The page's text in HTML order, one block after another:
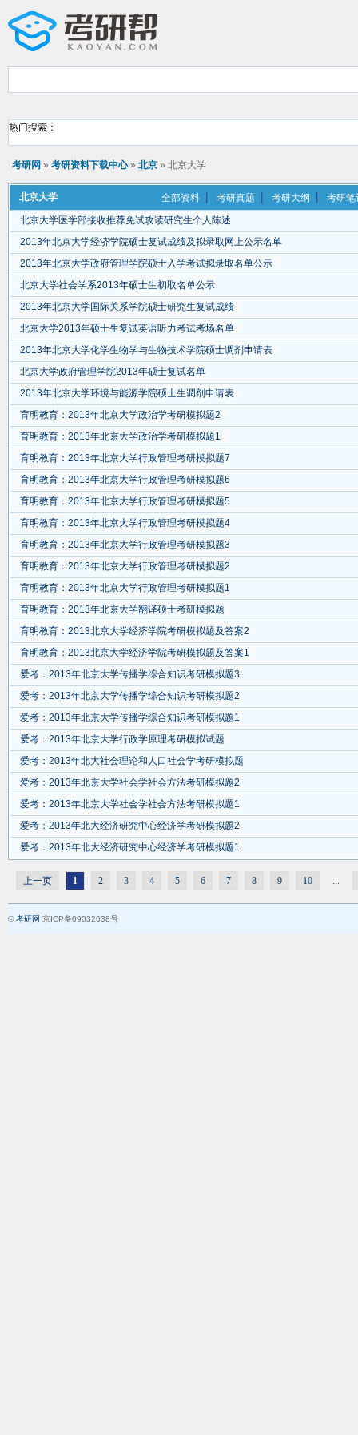
热门搜索：
考研网 » 考研资料下载中心» 北京 » 北京大学
全部资料 考研真题 考研大纲 考研笔
北京大学
北京大学医学部接收推荐免试攻读研究生个人陈述
2013年北京大学经济学院硕士复试成绩及拟录取网上公示名单
2013年北京大学政府管理学院硕士入学考试拟录取名单公示
北京大学社会学系2013年硕士生初取名单公示
2013年北京大学国际关系学院硕士研究生复试成绩
北京大学2013年硕士生复试英语听力考试考场名单
2013年北京大学化学生物学与生物技术学院硕士调剂申请表
北京大学政府管理学院2013年硕士复试名单
2013年北京大学环境与能源学院硕士生调剂申请表
育明教育：2013年北京大学政治学考研模拟题2
育明教育：2013年北京大学政治学考研模拟题1
育明教育：2013年北京大学行政管理考研模拟题7
育明教育：2013年北京大学行政管理考研模拟题6
育明教育：2013年北京大学行政管理考研模拟题5
育明教育：2013年北京大学行政管理考研模拟题4
育明教育：2013年北京大学行政管理考研模拟题3
育明教育：2013年北京大学行政管理考研模拟题2
育明教育：2013年北京大学行政管理考研模拟题1
育明教育：2013年北京大学翻译硕士考研模拟题
育明教育：2013北京大学经济学院考研模拟题及答案2
育明教育：2013北京大学经济学院考研模拟题及答案1
爱考：2013年北京大学传播学综合知识考研模拟题3
爱考：2013年北京大学传播学综合知识考研模拟题2
爱考：2013年北京大学传播学综合知识考研模拟题1
爱考：2013年北京大学行政学原理考研模拟试题
爱考：2013年北大社会理论和人口社会学考研模拟题
爱考：2013年北京大学社会学社会方法考研模拟题2
爱考：2013年北京大学社会学社会方法考研模拟题1
爱考：2013年北大经济研究中心经济学考研模拟题2
爱考：2013年北大经济研究中心经济学考研模拟题1
上一页 1 2 3 4 5 6 7 8 9 10 ...
©考研网 京ICP备09032638号